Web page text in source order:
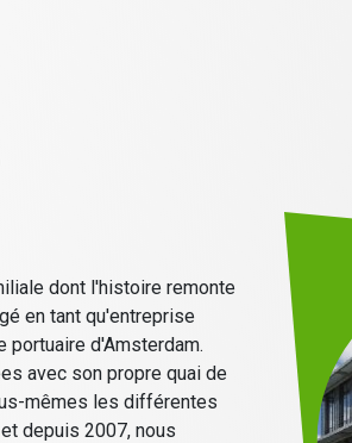
dont l'histoire remonte
en tant qu'entreprise
d'Amsterdam.
avec son propre quai de
mêmes les différentes
depuis 2007, nous